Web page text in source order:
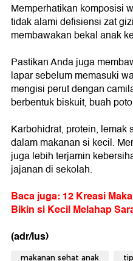
Memperhatikan komposisi
tidak alami defisiensi zat
membawakan bekal anak
Pastikan Anda juga
lapar sebelum memasuki
mengisi perut dengan
berbentuk biskuit, buah
Karbohidrat, protein, lemak
dalam makanan si kecil.
juga lebih terjamin
jajanan di sekolah.
Baca juga: 12 Kreasi
Bikin si Kecil Melahap
(adr/lus)
makanan sehat anak